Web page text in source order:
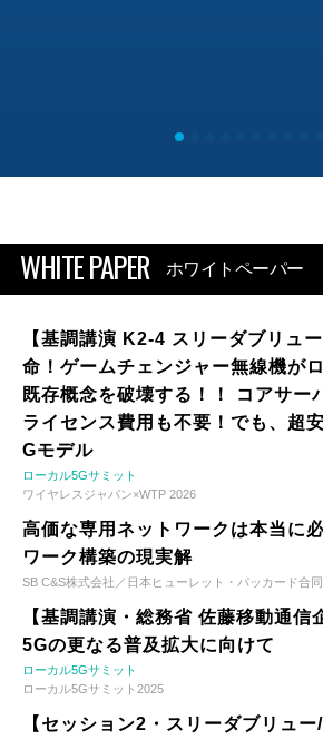
WHITE PAPER ホワイトペーパー
【基調講演 K2-4 スリーダブリュ
命！ゲームチェンジャー無線機が
既存概念を破壊する！！ コアサー
ライセンス費用も不要！でも、超
Gモデル
ローカル5Gサミット
ワイヤレスジャパン×WTP 2026
高価な専用ネットワークは本当に
ワーク構築の現実解
SB C&S株式会社／日本ヒューレット・パッカード合
【基調講演・総務省 佐藤移動通信
5Gの更なる普及拡大に向けて
ローカル5Gサミット
ローカル5Gサミット2025
【セッション2・スリーダブリュー